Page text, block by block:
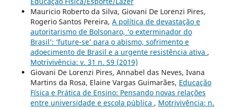
Mauricio Roberto da Silva, Giovani De Lorenzi Pires,
Rogerio Santos Pereira, A política de devastação e
autoritarismo de Bolsonaro, ‘o exterminador do
Brasil’: ‘future-se’ para o abismo, sofrimento e
adoecimento de Brasil e a urgente resistência ativa ,
Motrivivência: v. 31 n. 59 (2019)
Giovani De Lorenzi Pires, Annabel das Neves, Ivana
Martins da Rosa, Elaine Vargas Guimarães, Educação
Física e Prática de Ensino: Pensando novas relações
entre universidade e escola pública , Motrivivência: n.